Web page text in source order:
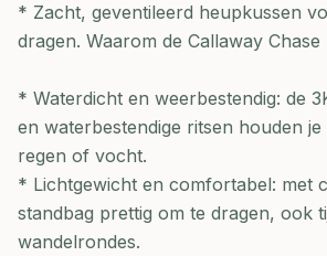
* Zacht, geventileerd heupkussen
dragen. Waarom de Callaway
* Waterdicht en weerbestendig: de
en waterbestendige ritsen houden
regen of vocht.
* Lichtgewicht en comfortabel: met
standbag prettig om te dragen, ook
wandelrondes.